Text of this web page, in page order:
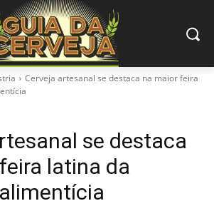
Cerveja artesanal se destaca na maior feira
se destaca
latina da